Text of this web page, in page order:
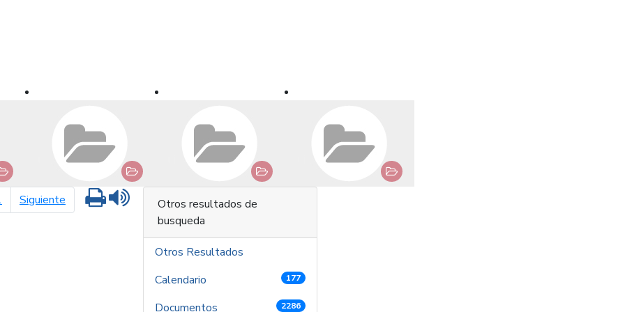
Siguiente página siguiente
Imprimir
Otros resultados de
busqueda
Otros Resultados
Calendario
177
Documentos 2286